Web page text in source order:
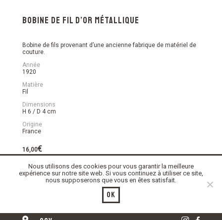
Bobine de fil d’or métallique
Bobine de fils provenant d’une ancienne fabrique de matériel de
couture.
Année
1920
Matière
Fil
Dimensions
H 6 / D 4 cm
Origine
France
16,00€
En stock
fil
Ajouter au panier
Nous utilisons des cookies pour vous garantir la meilleure
expérience sur notre site web. Si vous continuez à utiliser ce site,
nous supposerons que vous en êtes satisfait.
Ok